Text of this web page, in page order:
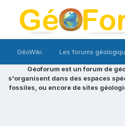
GéoWiki Les forums
Géoforum est un forum de
s'organisent dans des espaces
fossiles, ou encore de sites